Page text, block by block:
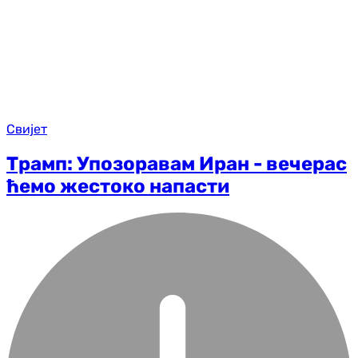
Свијет
Трамп: Упозоравам Иран - вечерас
ћемо жестоко напасти